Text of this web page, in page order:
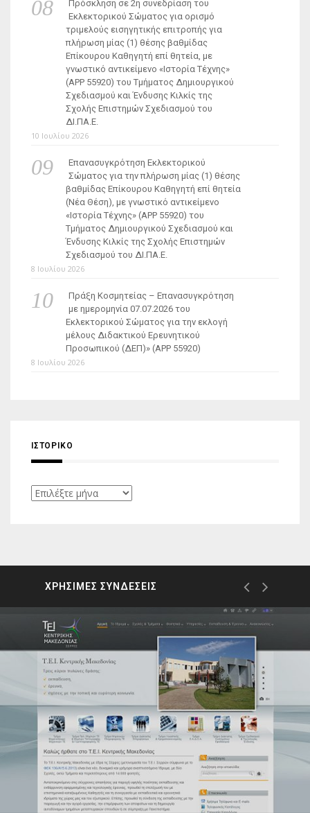
Πρόσκληση σε 2η συνεδρίαση του
Εκλεκτορικού Σώματος για ορισμό
τριμελούς εισηγητικής επιτροπής για
πλήρωση μίας (1) θέσης βαθμίδας
Επίκουρου Καθηγητή επί θητεία, με
γνωστικό αντικείμενο «Ιστορία Τέχνης»
(ΑΡΡ 55920) του Τμήματος Δημιουργικού
Σχεδιασμού και Ένδυσης Κιλκίς της
Σχολής Επιστημών Σχεδιασμού του
ΔΙ.ΠΑ.Ε.
10 Ιουλίου 2026
Επανασυγκρότηση Εκλεκτορικού
Σώματος για την πλήρωση μίας (1) θέσης
βαθμίδας Επίκουρου Καθηγητή επί θητεία
(Νέα Θέση), με γνωστικό αντικείμενο
«Ιστορία Τέχνης» (ΑΡΡ 55920) του
Τμήματος Δημιουργικού Σχεδιασμού και
Ένδυσης Κιλκίς της Σχολής Επιστημών
Σχεδιασμού του ΔΙ.ΠΑ.Ε.
8 Ιουλίου 2026
Πράξη Κοσμητείας – Επανασυγκρότηση
με ημερομηνία 07.07.2026 του
Εκλεκτορικού Σώματος για την εκλογή
μέλους Διδακτικού Ερευνητικού
Προσωπικού (ΔΕΠ)» (APP 55920)
8 Ιουλίου 2026
ΙΣΤΟΡΙΚΌ
Ιστορικό
ΧΡΗΣΙΜΕΣ ΣΥΝΔΕΣΕΙΣ